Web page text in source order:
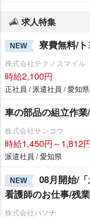
求人特集
NEW 寮費無料/
株式会社テクノスマイル
時給2,100円
正社員 / 派遣社員 / 愛知県
車の部品の組立作
株式会社サンコウ
時給1,450円～1,812
派遣社員 / 愛知県
NEW
08月開始/
看護師のお仕事/残
株式会社パソナ